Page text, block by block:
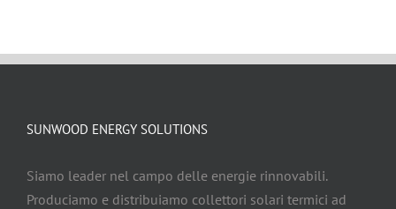
SUNWOOD ENERGY SOLUTIONS
Siamo leader nel campo delle energie rinnovabili.
Produciamo e distribuiamo collettori solari termici ad